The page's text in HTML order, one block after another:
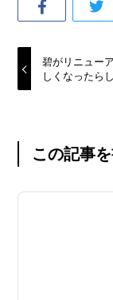
碧がリニュー
しくなったら
この記事